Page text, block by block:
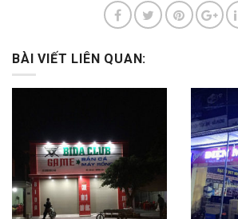
BÀI VIẾT LIÊN QUAN: